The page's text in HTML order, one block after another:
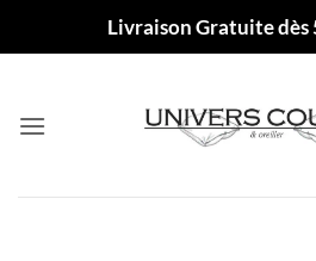
Livraison Gratuite dès